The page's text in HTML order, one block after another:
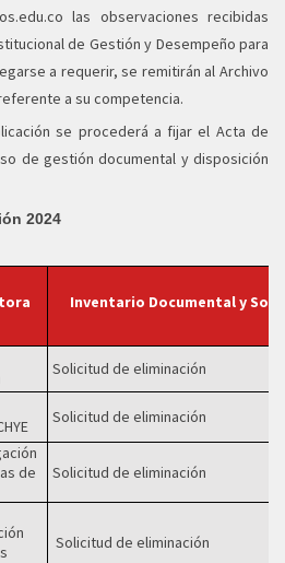
las observaciones recibidas
de Gestión y Desempeño para
a requerir, se remitirán al Archivo
a su competencia.
se procederá a fijar el Acta de
de gestión documental y disposición
2024
Inventario Documental y
Solicitud de eliminación
Solicitud de eliminación
de
Solicitud de eliminación
Solicitud de eliminación